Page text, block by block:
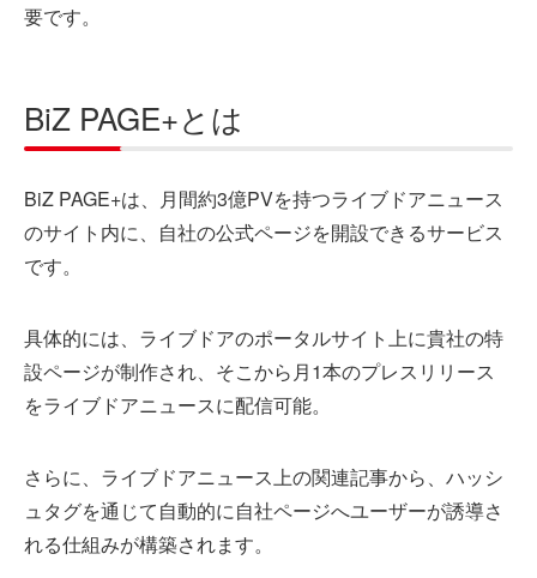
要です。
BiZ PAGE+とは
BiZ PAGE+は、月間約3億PVを持つライブドアニュース
のサイト内に、自社の公式ページを開設できるサービス
です。
具体的には、ライブドアのポータルサイト上に貴社の特
設ページが制作され、そこから月1本のプレスリリース
をライブドアニュースに配信可能。
さらに、ライブドアニュース上の関連記事から、ハッシ
ュタグを通じて自動的に自社ページへユーザーが誘導さ
れる仕組みが構築されます。